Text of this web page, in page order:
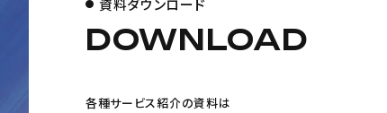
資料ダウンロード
DOWNLOAD
各種サービス紹介の資料は